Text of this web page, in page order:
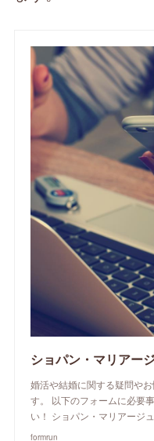
ショパン・マリアー
婚活や結婚に関する疑問や
す。 以下のフォームに必要
い！ ショパン・マリアージュ
formrun